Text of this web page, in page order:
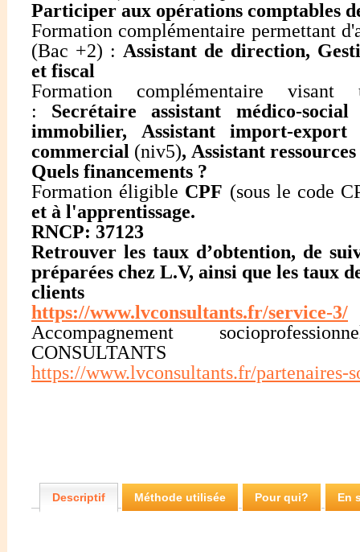
Participer aux opérations comptables
Formation complémentaire permettant
(Bac +2) : Assistant de direction,
et fiscal
Formation complémentaire visant
: Secrétaire assistant médico-
immobilier, Assistant import-
commercial (niv5), Assistant
Quels financements ?
Formation éligible CPF (sous le code
et à l'apprentissage.
RNCP: 37123
Retrouver les taux d’obtention, de
préparées chez L.V, ainsi que les taux
clients
https://www.lvconsultants.fr/service-3/
Accompagnement
CONSULTANTS
https://www.lvconsultants.fr/partenaires-
Descriptif Méthode utilisée Pour qui? En